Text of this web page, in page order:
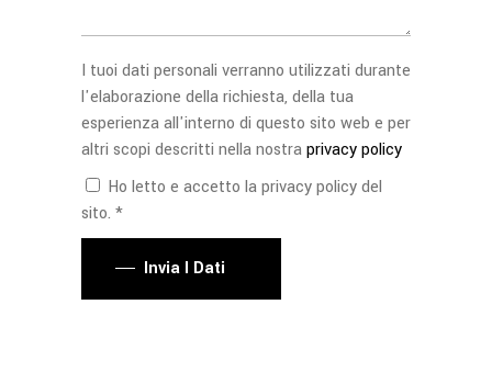
I tuoi dati personali verranno utilizzati durante
l'elaborazione della richiesta, della tua
esperienza all'interno di questo sito web e per
altri scopi descritti nella nostraprivacy policy
Ho letto e accetto la privacy policy del
sito. *
Invia I Dati